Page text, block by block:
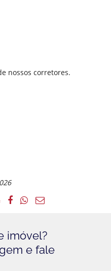
nossos corretores.
imóvel?
e fale